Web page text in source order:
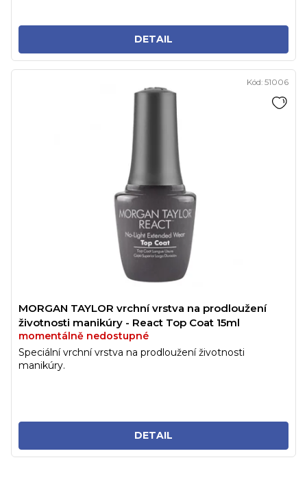
DETAIL
MORGAN TAYLOR vrchní vrstva na prodloužení
životnosti manikúry - React Top Coat 15ml
momentálně nedostupné
DETAIL
Speciální vrchní vrstva na prodloužení životnosti
manikúry.
Kód: 51006